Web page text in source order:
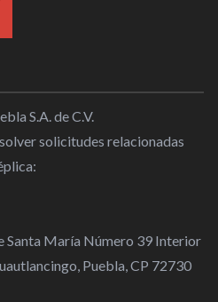
S.A. de C.V.
solicitudes relacionadas
Santa María Número 39 Interior
Puebla, CP 72730